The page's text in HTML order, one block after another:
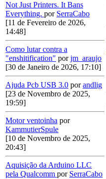
Not Just Printers. It Bans
Everything. por SerraCabo
[11 de Fevereiro de 2026,
14:48]
Como lutar contra a
"enshitification" porjm_araujo
[30 de Janeiro de 2026, 17:10]
Ajuda Pcb USB 3.0 porandlig
[23 de Novembro de 2025,
19:59]
Motor ventoinha por
KammutierSpule
[10 de Novembro de 2025,
20:43]
Aquisição da Arduino LLC
pela Qualcomm por SerraCabo